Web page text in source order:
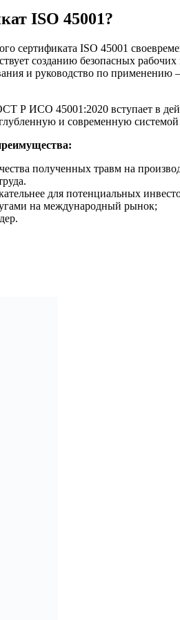
ISO 45001?
сертификата ISO 45001
созданию безопасных
и руководство по
Р ИСО 45001:2020 вступает в
и современную
полученных травм на
для потенциальных
на международный рынок;